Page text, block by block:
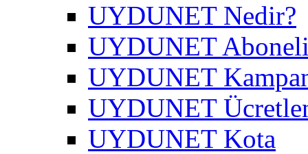
UYDUNET Nedir?
UYDUNET
UYDUNET
UYDUNET
UYDUNET Kota